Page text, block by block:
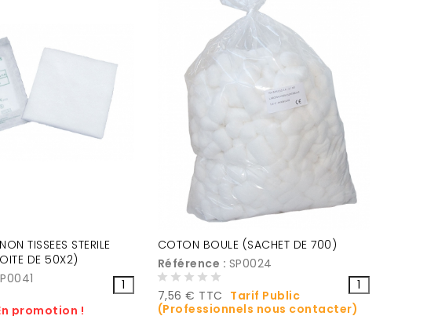
TISSEES STERILE
DE 50X2)
promotion !
COTON BOULE (SACHET DE 700)
Référence : SP0024
Prix
7,56 € TTC Tarif Public
(Professionnels nous contacter)